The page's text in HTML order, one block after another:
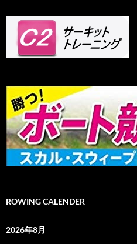
ROWING CALENDER
2026年8月